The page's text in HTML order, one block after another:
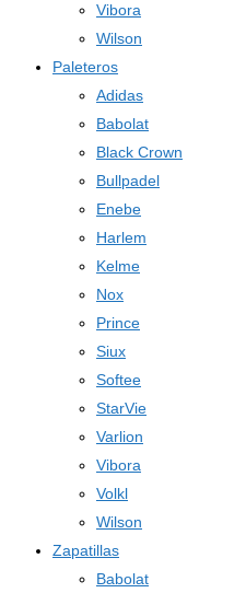
Vibora
Wilson
Paleteros
Adidas
Babolat
Black Crown
Bullpadel
Enebe
Harlem
Kelme
Nox
Prince
Siux
Softee
StarVie
Varlion
Vibora
Volkl
Wilson
Zapatillas
Babolat